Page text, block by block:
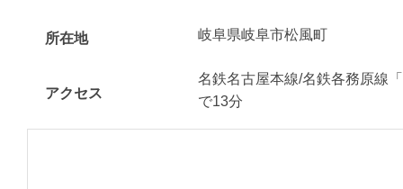
所在地 岐阜県岐阜市松風町
アクセス
名鉄名古屋本線/名鉄各務原線
で13分